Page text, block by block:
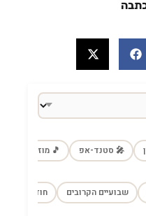
🎤 סטנד-אפ 🎵 מוזיקה
שבועיים הקרובים חודש הקרוב